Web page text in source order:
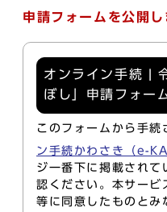
申請フォームを公開し
オンライン手続 |
ぼし」申請フォー
このフォームから手続
ン手続かわさき（e-
ジ一番下に掲載されて
認ください。本サービ
等に同意したものとみ